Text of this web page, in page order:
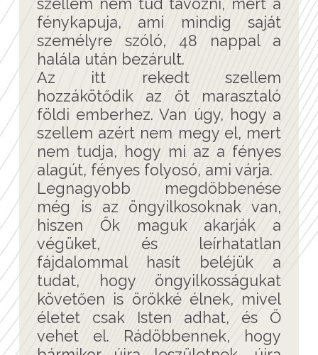
szellem nem tud távozni, mert a
fénykapuja, ami mindig saját
személyre szóló, 48 nappal a
halála után bezárult.
Az itt rekedt szellem
hozzákötődik az őt marasztaló
földi emberhez. Van úgy, hogy a
szellem azért nem megy el, mert
nem tudja, hogy mi az a fényes
alagút, fényes folyosó, ami várja.
Legnagyobb megdöbbenése
még is az öngyilkosoknak van,
hiszen Ők maguk akarják a
végüket, és leírhatatlan
fájdalommal hasít beléjük a
tudat, hogy öngyilkosságukat
követően is örökké élnek, mivel
életet csak Isten adhat, és Ő
vehet el. Rádöbbennek, hogy